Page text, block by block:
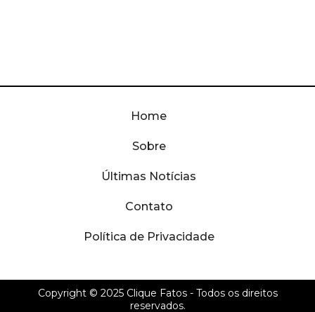
Home
Sobre
Últimas Notícias
Contato
Política de Privacidade
Copyright © 2025 Clique Fatos- Todos os direitos
reservados.